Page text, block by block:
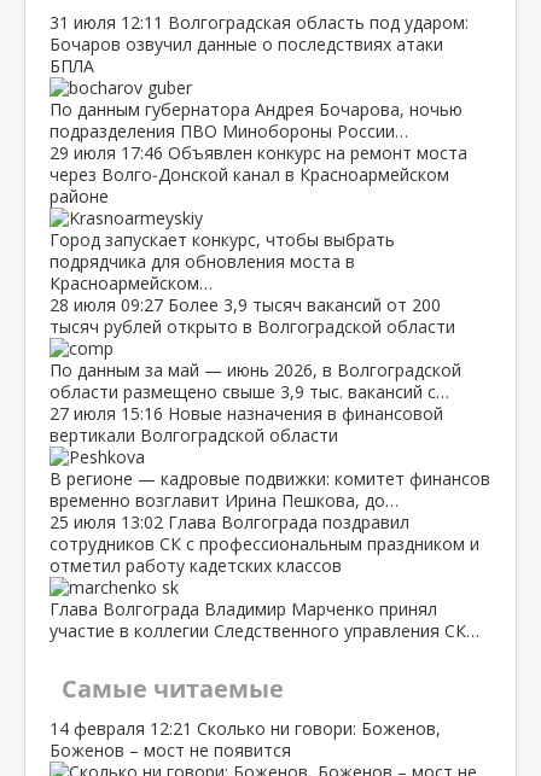
31 июля 12:11 Волгоградская область под ударом:
Бочаров озвучил данные о последствиях атаки
БПЛА
По данным губернатора Андрея Бочарова, ночью
подразделения ПВО Минобороны России…
29 июля 17:46 Объявлен конкурс на ремонт моста
через Волго‑Донской канал в Красноармейском
районе
Город запускает конкурс, чтобы выбрать
подрядчика для обновления моста в
Красноармейском…
28 июля 09:27 Более 3,9 тысяч вакансий от 200
тысяч рублей открыто в Волгоградской области
По данным за май — июнь 2026, в Волгоградской
области размещено свыше 3,9 тыс. вакансий с…
27 июля 15:16 Новые назначения в финансовой
вертикали Волгоградской области
В регионе — кадровые подвижки: комитет финансов
временно возглавит Ирина Пешкова, до…
25 июля 13:02 Глава Волгограда поздравил
сотрудников СК с профессиональным праздником и
отметил работу кадетских классов
Глава Волгограда Владимир Марченко принял
участие в коллегии Следственного управления СК…
Самые читаемые
14 февраля 12:21 Сколько ни говори: Боженов,
Боженов – мост не появится